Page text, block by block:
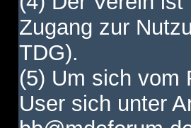
Zugang zur
TDG).
(5) Um sich vom
User sich unter